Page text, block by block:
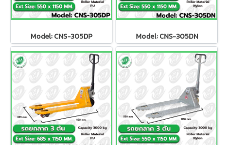
Model: CNS-305DP Model: CNS-305DN